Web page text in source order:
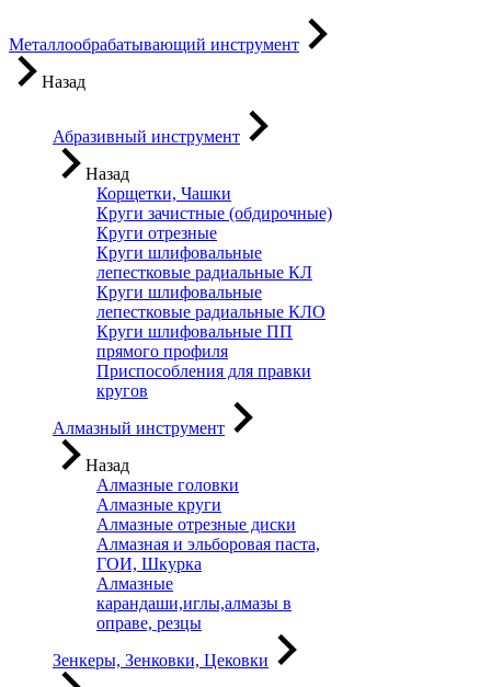
Металлообрабатывающий инструмент
Назад
Абразивный инструмент
Назад
Корщетки, Чашки
Круги зачистные (обдирочные)
Круги отрезные
Круги шлифовальные
лепестковые радиальные КЛ
Круги шлифовальные
лепестковые радиальные КЛО
Круги шлифовальные ПП
прямого профиля
Приспособления для правки
кругов
Алмазный инструмент
Назад
Алмазные головки
Алмазные круги
Алмазные отрезные диски
Алмазная и эльборовая паста,
ГОИ, Шкурка
Алмазные
карандаши,иглы,алмазы в
оправе, резцы
Зенкеры, Зенковки, Цековки